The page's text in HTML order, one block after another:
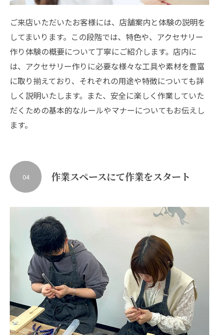
ご来店いただいたお客様には、店舗案内と体験の説明を
してまいります。この段階では、特色や、アクセサリー
作り体験の概要について丁寧にご紹介します。店内に
は、アクセサリー作りに必要な様々な工具や素材を豊富
に取り揃えており、それぞれの用途や特徴についても詳
しく説明いたします。また、安全に楽しく作業していた
だくための基本的なルールやマナーについてもお伝えし
ます。
作業スペースにて作業をスタート
04